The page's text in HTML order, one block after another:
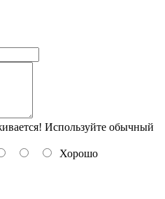
Используйте обычный
Хорошо